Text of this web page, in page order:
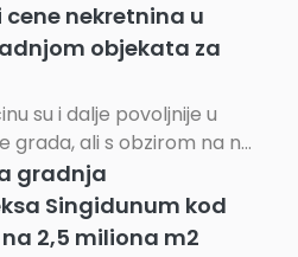
cene nekretnina u
objekata za
su i dalje povoljnije u
grada, ali s obzirom na n...
gradnja
Singidunum kod
2,5 miliona m2